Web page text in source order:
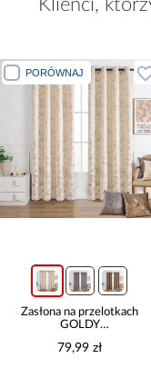
Klienci,
PORÓWNAJ
Zasłona na przelotkach
GOLDY
kremowy
79,99 zł